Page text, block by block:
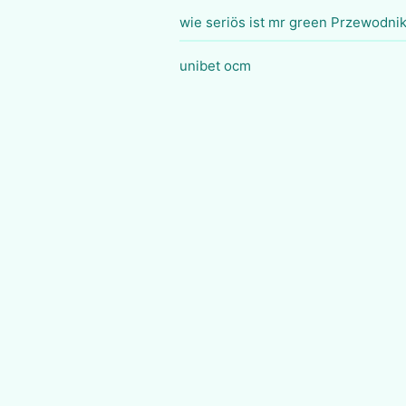
wie seriös ist mr green Przewodnik
unibet ocm